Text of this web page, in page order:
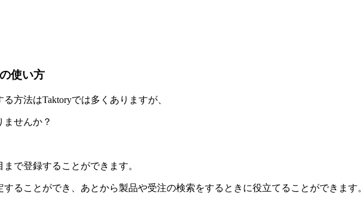
使い方
方法はTaktoryでは多くありますが、
せんか？
で登録することができます。
ることができ、あとから製品や受注の検索をするときに役立てることができます。